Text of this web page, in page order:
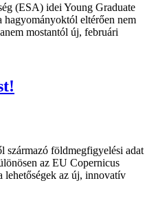
(ESA) idei Young Graduate
hagyományoktól eltérően nem
mostantól új, februári
származó földmegfigyelési adat
az EU Copernicus
lehetőségek az új, innovatív